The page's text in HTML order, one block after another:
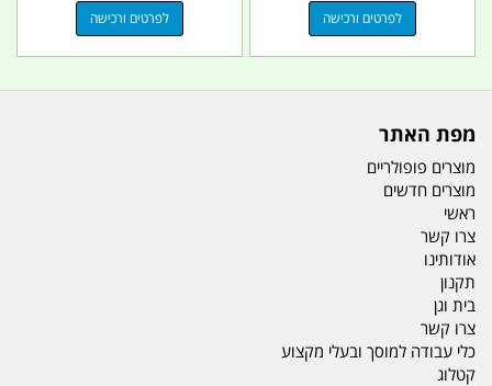
לפרטים ורכישה לפרטים ורכישה
מפת האתר
מוצרים פופולריים
מוצרים חדשים
ראשי
צרו קשר
אודותינו
תקנון
בית וגן
צרו קשר
כלי עבודה למוסך ובעלי מקצוע
קטלוג